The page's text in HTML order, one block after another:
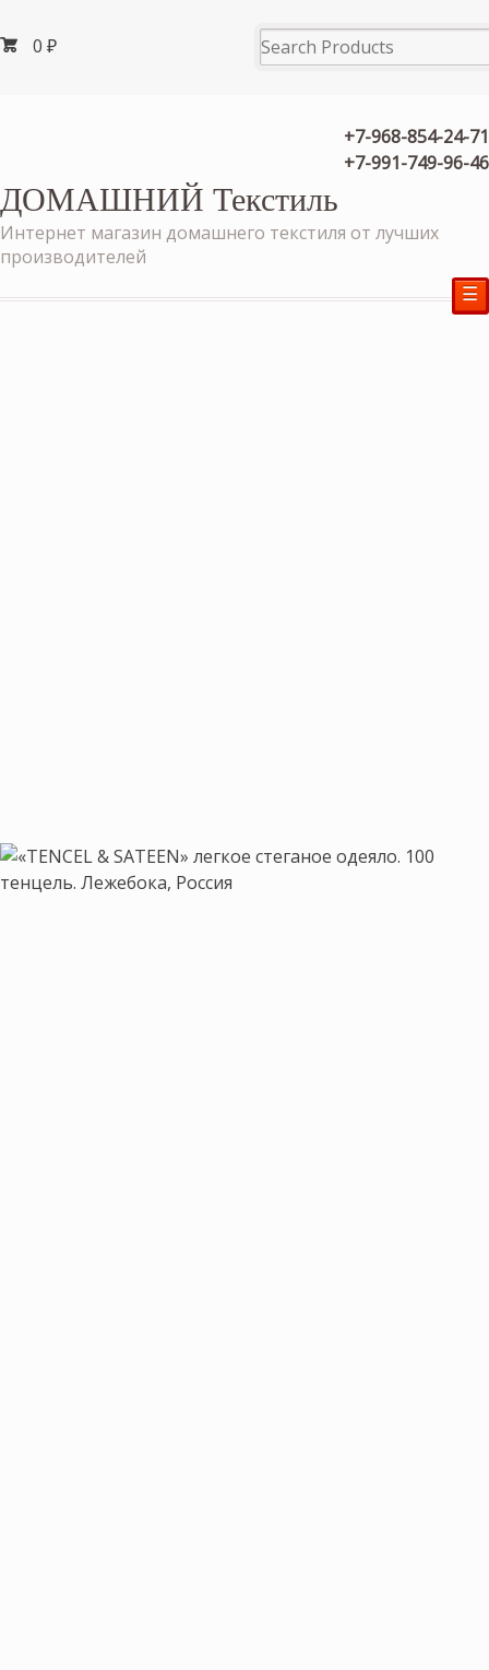
0 ₽
+7-968-854-24-71
+7-991-749-96-46
ДОМАШНИЙ Текстиль
Интернет магазин домашнего текстиля от лучших
производителей
☰